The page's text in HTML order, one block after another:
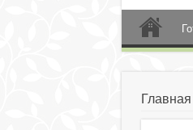
Главная